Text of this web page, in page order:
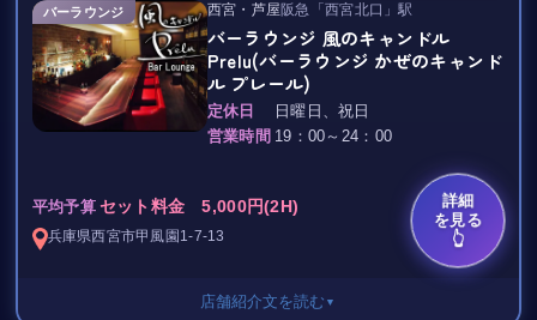
ご用意させて戴きました。
この機会にぜひ一度お越しください。
*…..*…..*…..*…..*…..*…..*…..*…..*
1名様
5,000円(20時～22時)
6,000円(22時～LAST)
2名様以上
4,500円(20時～22時)
延長
3,000円 25分
5,000円 50分
ボトルキープ 5,000円～
バーラウンジ 西宮・芦屋 阪急「西宮北口」駅
バーラウンジ 風のキャンドル
Prelu(バーラウンジ かぜのキャンド
ル プレール)
定休日
日曜日、祝日
営業時間 19：00～24：00
平均予算 セット料金 5,000円(2H)
兵庫県西宮市甲風園1-7-13
詳細
を見る
👆
店舗紹介文を読む ▼